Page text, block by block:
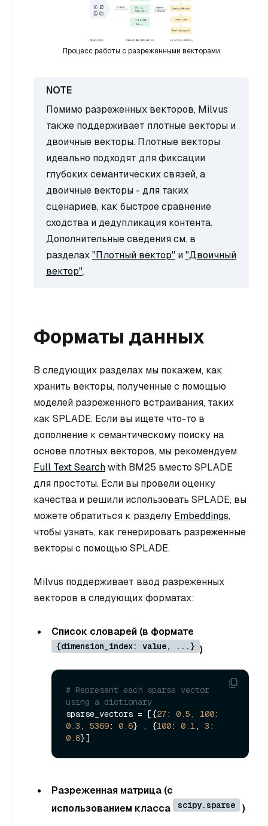
Процесс работы с разреженными векторами
Помимо разреженных векторов, Milvus
также поддерживает плотные векторы и
двоичные векторы. Плотные векторы
идеально подходят для фиксации
глубоких семантических связей, а
двоичные векторы - для таких
сценариев, как быстрое сравнение
сходства и дедупликация контента.
Дополнительные сведения см. в
разделах"Плотный вектор" и"Двоичный
вектор".
Форматы данных
В следующих разделах мы покажем, как
хранить векторы, полученные с помощью
моделей разреженного встраивания, таких
как SPLADE. Если вы ищете что-то в
дополнение к семантическому поиску на
основе плотных векторов, мы рекомендуем
Full Text Searchwith BM25 вместо SPLADE
для простоты. Если вы провели оценку
качества и решили использовать SPLADE, вы
можете обратиться к разделу Embeddings,
чтобы узнать, как генерировать разреженные
векторы с помощью SPLADE.
Milvus поддерживает ввод разреженных
векторов в следующих форматах:
Список словарей (в формате
{dimension_index: value, ...} )
# Represent each sparse vector
using a dictionary
sparse_vectors = [{27: 0.5 , 100
0.3 , 5369: 0.6} , {100: 0.1 , 3
0.8
Разреженная матрица (с
использованием класса
scipy.sparse )